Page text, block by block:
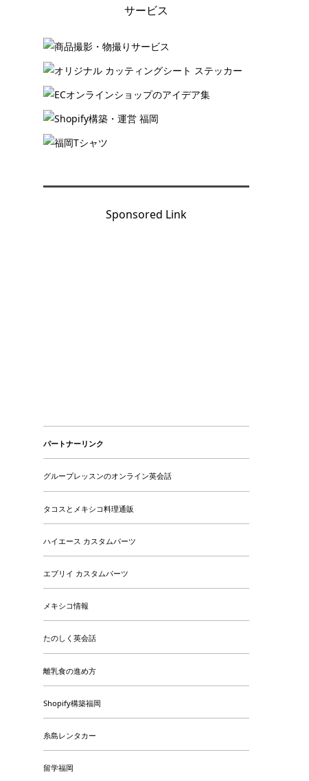
サービス
Sponsored Link
パートナーリンク
グループレッスンのオンライン英会話
タコスとメキシコ料理通販
ハイエース カスタムパーツ
エブリイ カスタムパーツ
メキシコ情報
たのしく英会話
離乳食の進め方
Shopify構築福岡
糸島レンタカー
留学福岡